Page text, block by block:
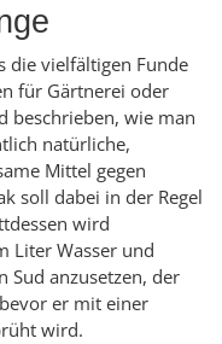
die vielfältigen Funde
für Gärtnerei oder
beschrieben, wie man
natürliche,
Mittel gegen
soll dabei in der Regel
wird
Liter Wasser und
Sud anzusetzen, der
er mit einer
wird.